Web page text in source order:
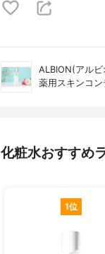
ALBION(アルビ
薬用スキンコ
化粧水おすすめ
1位